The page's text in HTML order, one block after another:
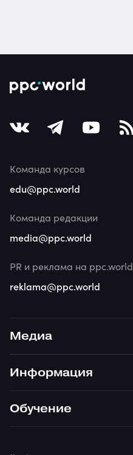
Медиа
Информация
Обучение
Команда курсов
edu@ppc.world
Команда редакции
media@ppc.world
PR и реклама на ppc.world
reklama@ppc.world